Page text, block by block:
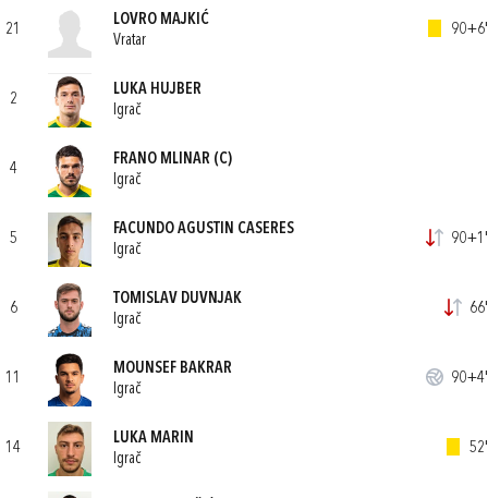
21
LOVRO MAJKIĆ
Vratar
90+6'
2
LUKA HUJBER
Igrač
4
FRANO MLINAR (C)
Igrač
5
FACUNDO AGUSTIN CASERES
Igrač
90+1'
6
TOMISLAV DUVNJAK
Igrač
66'
11
MOUNSEF BAKRAR
Igrač
90+4'
14
LUKA MARIN
Igrač
52'